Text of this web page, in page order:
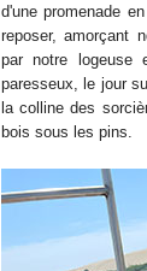
d'une promenade
reposer, amorçant
par notre logeuse
paresseux, le jour
la colline des
bois sous les pins.